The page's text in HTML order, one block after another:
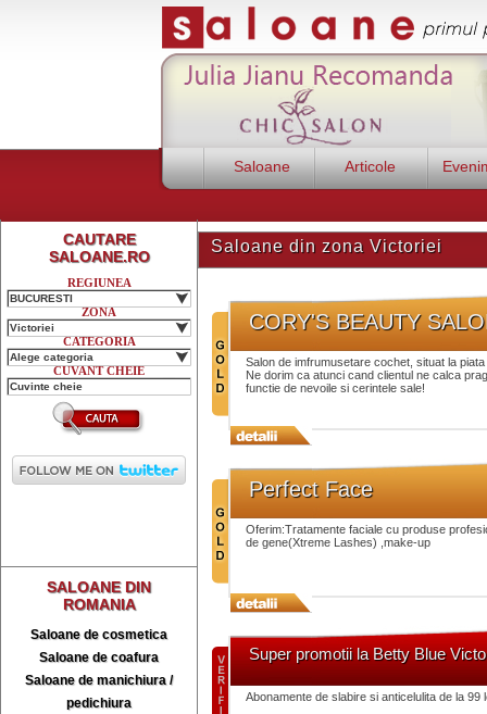
Saloane Articole
CAUTARE
SALOANE.RO
REGIUNEA
BUCURESTI
ZONA
Victoriei
CATEGORIA
Alege categoria
CUVANT CHEIE
SALOANE DIN
ROMANIA
Saloane de cosmetica
Saloane de coafura
Saloane de manichiura /
pedichiura
Saloane din zona Victoriei
CORY'S BEAUTY
Salon de imfrumusetare cochet, situat la
Ne dorim ca atunci cand clientul ne calca
functie de nevoile si cerintele sale!
Perfect Face
Oferim:Tratamente faciale cu produse
de gene(Xtreme Lashes) ,make-up
Super promotii la Betty Blue
Abonamente de slabire si anticelulita de la